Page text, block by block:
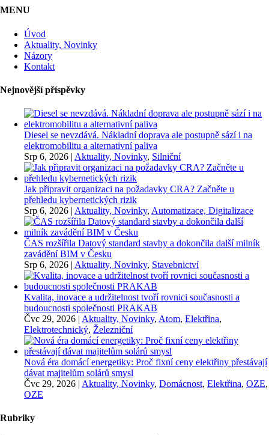
MENU
Úvod
Aktuality, Novinky
Názory
Kontakt
Nejnovější příspěvky
Diesel se nevzdává. Nákladní doprava ale postupně sází i na
elektromobilitu a alternativní paliva
Srp 6, 2026 | Aktuality, Novinky, Silniční
Jak připravit organizaci na požadavky CRA? Začněte u
přehledu kybernetických rizik
Srp 6, 2026 | Aktuality, Novinky, Automatizace, Digitalizace
ČAS rozšířila Datový standard stavby a dokončila další milník
zavádění BIM v Česku
Srp 6, 2026 | Aktuality, Novinky, Stavebnictví
Kvalita, inovace a udržitelnost tvoří rovnici současnosti a
budoucnosti společnosti PRAKAB
Čvc 29, 2026 | Aktuality, Novinky, Atom, Elektřina,
Elektrotechnický, Železniční
Nová éra domácí energetiky: Proč fixní ceny elektřiny přestávají
dávat majitelům solárů smysl
Čvc 29, 2026 | Aktuality, Novinky, Domácnost, Elektřina, OZE,
OZE
Rubriky